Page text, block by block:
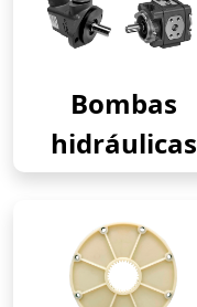
Bombas
hidráulicas